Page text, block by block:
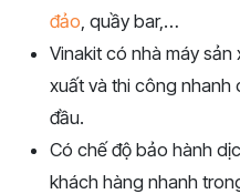
đảo , quầy bar,…
Vinakit có nhà máy sản
xuất và thi công nhanh
đầu.
Có chế độ bảo hành
khách hàng nhanh